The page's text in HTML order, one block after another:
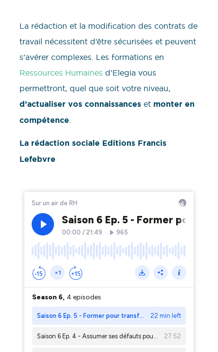
La rédaction et la modification des contrats de
travail nécessitent d’être sécurisées et peuvent
s’avérer complexes. Les formations en
Ressources Humaines d’Elegia vous
permettront, quel que soit votre niveau,
d’actualiser vos connaissances et monter en
compétence
La rédaction sociale Editions Francis
Lefebvre